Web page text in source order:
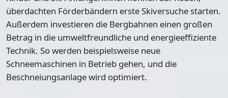
überdachten Förderbändern erste Skiversuche starten.
Außerdem investieren die Bergbahnen einen großen
Betrag in die umweltfreundliche und energieeffiziente
Technik. So werden beispielsweise neue
Schneemaschinen in Betrieb gehen, und die
Beschneiungsanlage wird optimiert.